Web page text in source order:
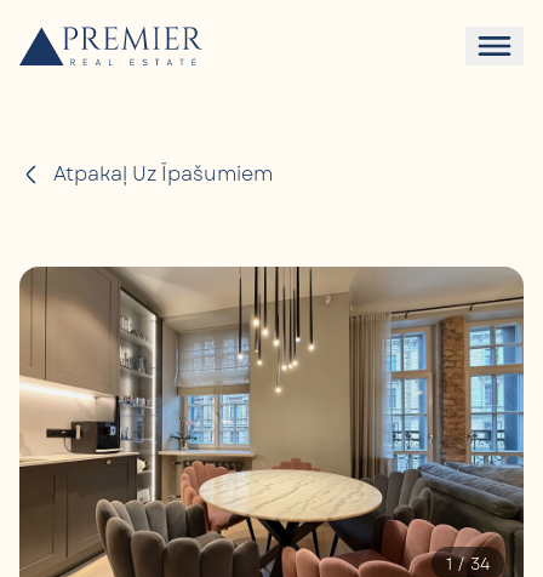
Atpakaļ Uz Īpašumiem
1 / 34